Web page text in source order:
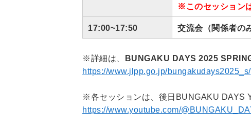
※このセッション
17:00~17:50 交流会（関係者の
※詳細は、 BUNGAKU DAYS 2025
https://www.jlpp.go.jp/bungakudays2025_s/
※各セッションは、後日BUNGAKU DAYS
https://www.youtube.com/